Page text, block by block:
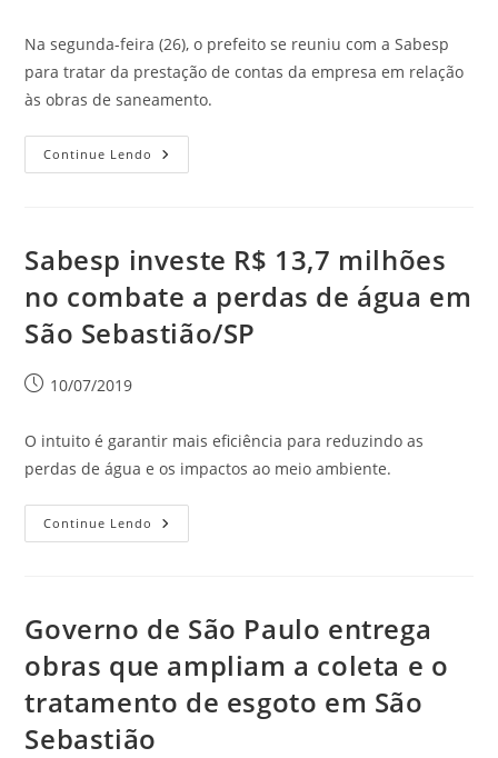
Na segunda-feira (26), o prefeito se reuniu com a Sabesp
para tratar da prestação de contas da empresa em relação
às obras de saneamento.
Continue Lendo
Sabesp investe R$ 13,7 milhões
no combate a perdas de água em
São Sebastião/SP
10/07/2019
O intuito é garantir mais eficiência para reduzindo as
perdas de água e os impactos ao meio ambiente.
Continue Lendo
Governo de São Paulo entrega
obras que ampliam a coleta e o
tratamento de esgoto em São
Sebastião